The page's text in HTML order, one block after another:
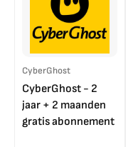
CyberGhost
CyberGhost - 2
jaar + 2 maanden
gratis abonnement